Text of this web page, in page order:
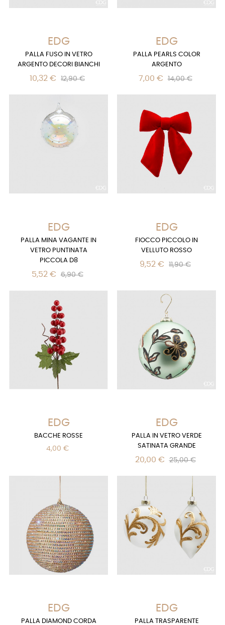
EDG
PALLA FUSO IN VETRO
ARGENTO DECORI BIANCHI
10,32 € 12,90 €
EDG
PALLA PEARLS COLOR
ARGENTO
7,00 € 14,00 €
EDG
PALLA MINA VAGANTE IN
VETRO PUNTINATA
PICCOLA D8
5,52 € 6,90 €
EDG
FIOCCO PICCOLO IN
VELLUTO ROSSO
9,52 € 11,90 €
EDG
BACCHE ROSSE
4,00 €
EDG
PALLA IN VETRO VERDE
SATINATA GRANDE
20,00 € 25,00 €
EDG
PALLA DIAMOND CORDA
EDG
PALLA TRASPARENTE